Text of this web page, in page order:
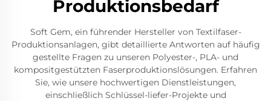
Produktionsbedarf
Soft Gem, ein führender Hersteller von Textilfaser-
Produktionsanlagen, gibt detaillierte Antworten auf häufig
gestellte Fragen zu unseren Polyester-, PLA- und
kompositgestützten Faserproduktionslösungen. Erfahren
Sie, wie unsere hochwertigen Dienstleistungen,
einschließlich Schlüssel-liefer-Projekte und